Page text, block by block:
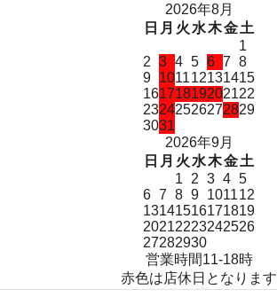
2026年8月
日 月 火 水木金土
1
2 3 4 5 6 7 8
9 101112131415
16171819202122
23242526272829
3031
2026年9月
日 月 火 水木金土
1
2 3 4 5
6 7 8 9 101112
13141516171819
20212223242526
27282930
営業時間11-18時
赤色は店休日となります